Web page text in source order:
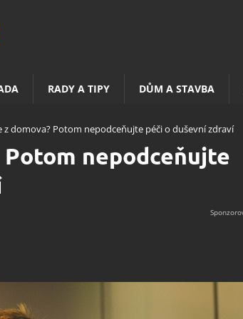
RADY A TIPY DŮM A STAVBA
z domova? Potom nepodceňujte péči o duševní zdraví
nepodceňujte